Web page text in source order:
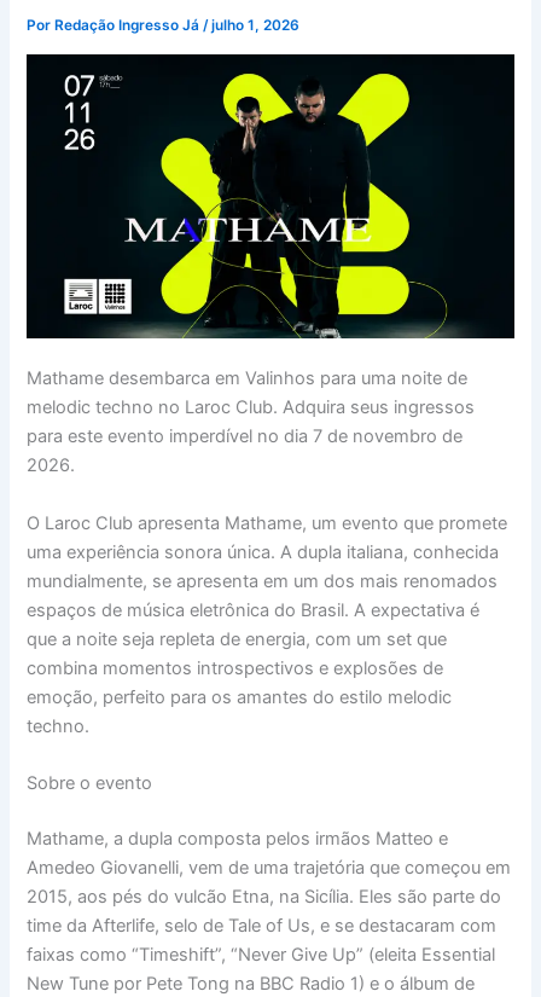
Por Redação Ingresso Já/julho 1, 2026
Mathame desembarca em Valinhos para uma noite de
melodic techno no Laroc Club. Adquira seus ingressos
para este evento imperdível no dia 7 de novembro de
2026.
O Laroc Club apresenta Mathame, um evento que promete
uma experiência sonora única. A dupla italiana, conhecida
mundialmente, se apresenta em um dos mais renomados
espaços de música eletrônica do Brasil. A expectativa é
que a noite seja repleta de energia, com um set que
combina momentos introspectivos e explosões de
emoção, perfeito para os amantes do estilo melodic
techno.
Sobre o evento
Mathame, a dupla composta pelos irmãos Matteo e
Amedeo Giovanelli, vem de uma trajetória que começou em
2015, aos pés do vulcão Etna, na Sicília. Eles são parte do
time da Afterlife, selo de Tale of Us, e se destacaram com
faixas como “Timeshift”, “Never Give Up” (eleita Essential
New Tune por Pete Tong na BBC Radio 1) e o álbum de